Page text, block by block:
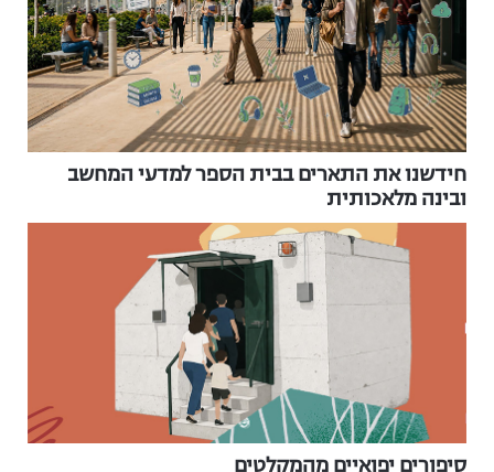
חידשנו את התארים בבית הספר למדעי המחשב
ובינה מלאכותית
סיפורים יפואיים מהמקלטים